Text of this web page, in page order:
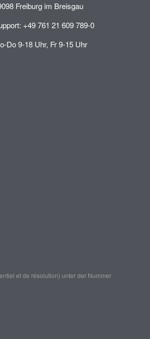
Freiburg im Breisgau
+49 761 21 609 789-0
Do 9-18 Uhr, Fr 9-15 Uhr
et de résolution) unter der Nummer